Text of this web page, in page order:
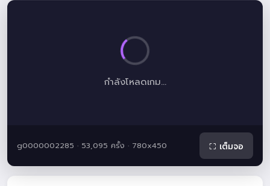
กำลังโหลดเกม...
g0000002285 · 53,095 ครั้ง · 780x450 ⛶ เต็มจอ